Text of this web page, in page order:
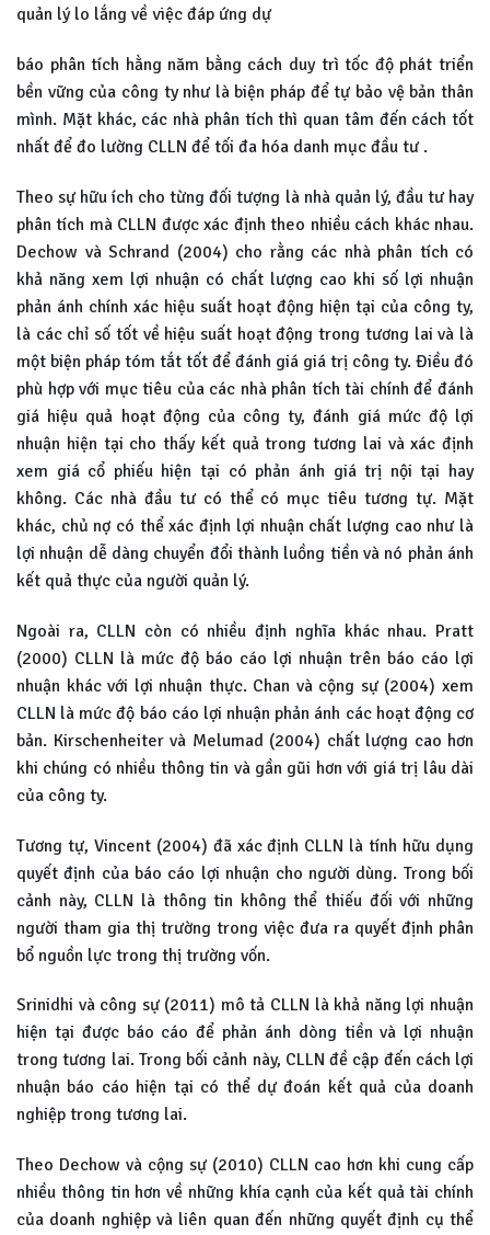
quản lý lo lắng về việc đáp ứng dự
báo phân tích hằng năm bằng cách duy trì tốc độ phát triển
bền vững của công ty như là biện pháp để tự bảo vệ bản thân
mình. Mặt khác, các nhà phân tích thì quan tâm đến cách tốt
nhất để đo lường CLLN để tối đa hóa danh mục đầu tư .
Theo sự hữu ích cho từng đối tượng là nhà quản lý, đầu tư hay
phân tích mà CLLN được xác định theo nhiều cách khác nhau.
Dechow và Schrand (2004) cho rằng các nhà phân tích có
khả năng xem lợi nhuận có chất lượng cao khi số lợi nhuận
phản ánh chính xác hiệu suất hoạt động hiện tại của công ty,
là các chỉ số tốt về hiệu suất hoạt động trong tương lai và là
một biện pháp tóm tắt tốt để đánh giá giá trị công ty. Điều đó
phù hợp với mục tiêu của các nhà phân tích tài chính để đánh
giá hiệu quả hoạt động của công ty, đánh giá mức độ lợi
nhuận hiện tại cho thấy kết quả trong tương lai và xác định
xem giá cổ phiếu hiện tại có phản ánh giá trị nội tại hay
không. Các nhà đầu tư có thể có mục tiêu tương tự. Mặt
khác, chủ nợ có thể xác định lợi nhuận chất lượng cao như là
lợi nhuận dễ dàng chuyển đổi thành luồng tiền và nó phản ánh
kết quả thực của người quản lý.
Ngoài ra, CLLN còn có nhiều định nghĩa khác nhau. Pratt
(2000) CLLN là mức độ báo cáo lợi nhuận trên báo cáo lợi
nhuận khác với lợi nhuận thực. Chan và cộng sự (2004) xem
CLLN là mức độ báo cáo lợi nhuận phản ánh các hoạt động cơ
bản. Kirschenheiter và Melumad (2004) chất lượng cao hơn
khi chúng có nhiều thông tin và gần gũi hơn với giá trị lâu dài
của công ty.
Tương tự, Vincent (2004) đã xác định CLLN là tính hữu dụng
quyết định của báo cáo lợi nhuận cho người dùng. Trong bối
cảnh này, CLLN là thông tin không thể thiếu đối với những
người tham gia thị trường trong việc đưa ra quyết định phân
bổ nguồn lực trong thị trường vốn.
Srinidhi và công sự (2011) mô tả CLLN là khả năng lợi nhuận
hiện tại được báo cáo để phản ánh dòng tiền và lợi nhuận
trong tương lai. Trong bối cảnh này, CLLN đề cập đến cách lợi
nhuận báo cáo hiện tại có thể dự đoán kết quả của doanh
nghiệp trong tương lai.
Theo Dechow và cộng sự (2010) CLLN cao hơn khi cung cấp
nhiều thông tin hơn về những khía cạnh của kết quả tài chính
của doanh nghiệp và liên quan đến những quyết định cụ thể